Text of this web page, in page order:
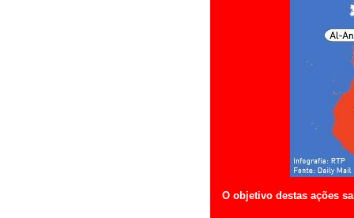
O objetivo destas ações